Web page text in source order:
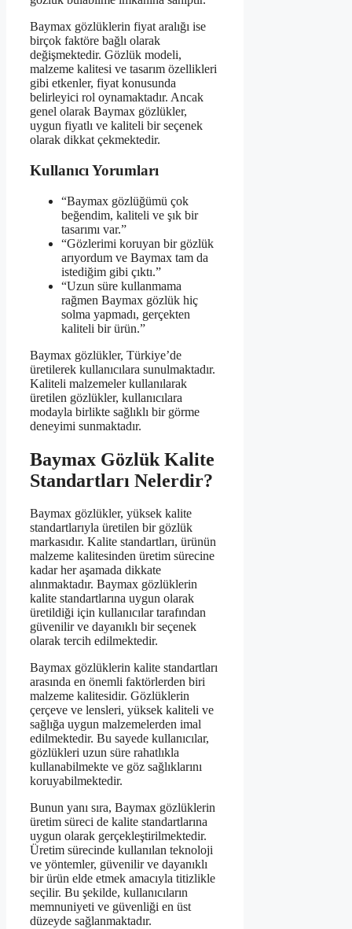
Baymax gözlüklerin fiyat aralığı ise
birçok faktöre bağlı olarak
değişmektedir. Gözlük modeli,
malzeme kalitesi ve tasarım özellikleri
gibi etkenler, fiyat konusunda
belirleyici rol oynamaktadır. Ancak
genel olarak Baymax gözlükler,
uygun fiyatlı ve kaliteli bir seçenek
olarak dikkat çekmektedir.
Kullanıcı Yorumları
“Baymax gözlüğümü çok
beğendim, kaliteli ve şık bir
tasarımı var.”
“Gözlerimi koruyan bir gözlük
arıyordum ve Baymax tam da
istediğim gibi çıktı.”
“Uzun süre kullanmama
rağmen Baymax gözlük hiç
solma yapmadı, gerçekten
kaliteli bir ürün.”
Baymax gözlükler, Türkiye’de
üretilerek kullanıcılara sunulmaktadır.
Kaliteli malzemeler kullanılarak
üretilen gözlükler, kullanıcılara
modayla birlikte sağlıklı bir görme
deneyimi sunmaktadır.
Baymax Gözlük Kalite
Standartları Nelerdir?
Baymax gözlükler, yüksek kalite
standartlarıyla üretilen bir gözlük
markasıdır. Kalite standartları, ürünün
malzeme kalitesinden üretim sürecine
kadar her aşamada dikkate
alınmaktadır. Baymax gözlüklerin
kalite standartlarına uygun olarak
üretildiği için kullanıcılar tarafından
güvenilir ve dayanıklı bir seçenek
olarak tercih edilmektedir.
Baymax gözlüklerin kalite standartları
arasında en önemli faktörlerden biri
malzeme kalitesidir. Gözlüklerin
çerçeve ve lensleri, yüksek kaliteli ve
sağlığa uygun malzemelerden imal
edilmektedir. Bu sayede kullanıcılar,
gözlükleri uzun süre rahatlıkla
kullanabilmekte ve göz sağlıklarını
koruyabilmektedir.
Bunun yanı sıra, Baymax gözlüklerin
üretim süreci de kalite standartlarına
uygun olarak gerçekleştirilmektedir.
Üretim sürecinde kullanılan teknoloji
ve yöntemler, güvenilir ve dayanıklı
bir ürün elde etmek amacıyla titizlikle
seçilir. Bu şekilde, kullanıcıların
memnuniyeti ve güvenliği en üst
düzeyde sağlanmaktadır.